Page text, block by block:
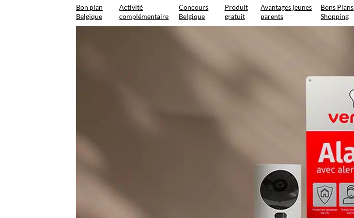
Bon plan
Belgique
Activité
complémentaire
Concours
Belgique
Produit
gratuit
Avantages jeunes
parents
Bons Plans
Shopping